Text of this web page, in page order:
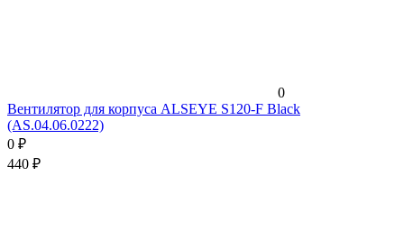
0
Вентилятор для корпуса ALSEYE S120-F Black
(AS.04.06.0222)
0 ₽
440 ₽